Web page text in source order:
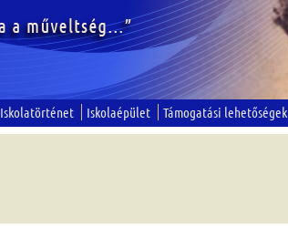
Iskolatörténet Iskolaépület Támogatási lehetőségek